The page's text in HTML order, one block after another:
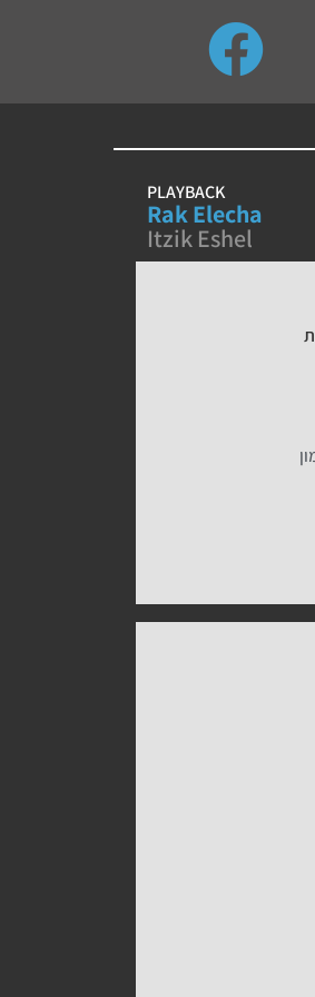
up and down arrows to review
PLAYBACK
Rak Elecha
Itzik Eshel